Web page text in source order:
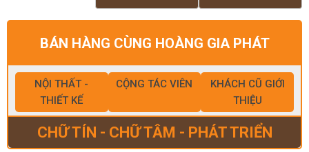
BÁN HÀNG CÙNG HOÀNG GIA PHÁT
NỘI THẤT -
THIẾT KẾ
CỘNG TÁC VIÊN
KHÁCH CŨ GIỚI
THIỆU
CHỮ TÍN - CHỮ TÂM - PHÁT TRIỂN